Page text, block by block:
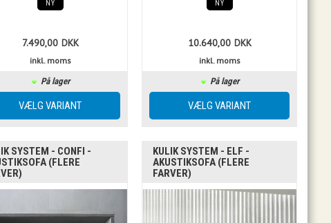
NY
7.490,00 DKK
inkl. moms
På lager
NY
10.640,00 DKK
inkl. moms
På lager
SYSTEM - CONFI -
(FLERE
KULIK SYSTEM - ELF -
AKUSTIKSOFA (FLERE
FARVER)